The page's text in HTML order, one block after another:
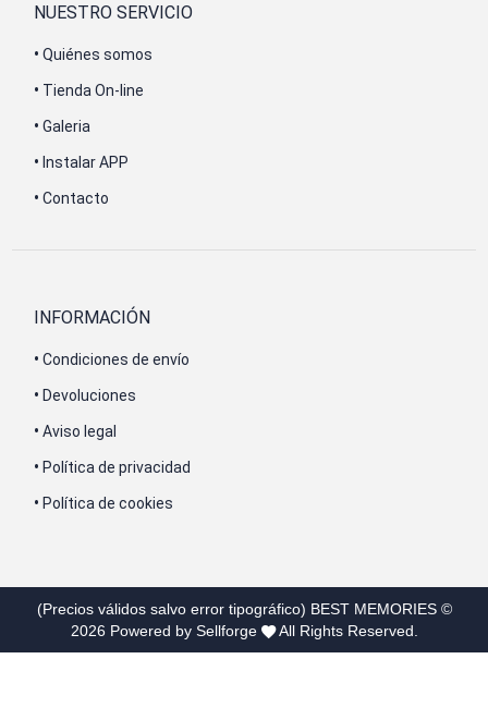
NUESTRO SERVICIO
• Quiénes somos
• Tienda On-line
• Galeria
• Instalar APP
• Contacto
INFORMACIÓN
• Condiciones de envío
• Devoluciones
• Aviso legal
• Política de privacidad
• Política de cookies
(Precios válidos salvo error tipográfico) BEST MEMORIES©
2026 Powered by Sellforge All Rights Reserved.